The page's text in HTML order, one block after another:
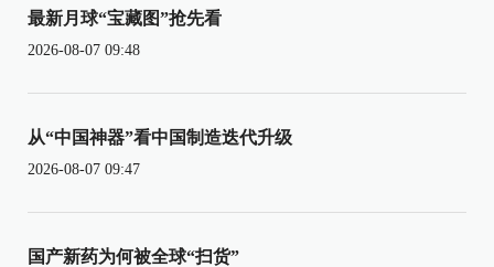
最新月球“宝藏图”抢先看
2026-08-07 09:48
从“中国神器”看中国制造迭代升级
2026-08-07 09:47
国产新药为何被全球“扫货”